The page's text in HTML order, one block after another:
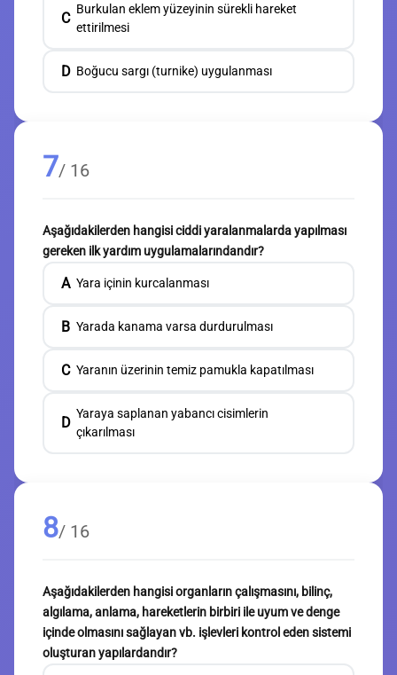
C
Burkulan eklem yüzeyinin sürekli hareket
ettirilmesi
D Boğucu sargı (turnike) uygulanması
7/ 16
Aşağıdakilerden hangisi ciddi yaralanmalarda yapılması
gereken ilk yardım uygulamalarındandır?
A Yara içinin kurcalanması
B Yarada kanama varsa durdurulması
C Yaranın üzerinin temiz pamukla kapatılması
D
Yaraya saplanan yabancı cisimlerin
çıkarılması
8/ 16
Aşağıdakilerden hangisi organların çalışmasını, bilinç,
algılama, anlama, hareketlerin birbiri ile uyum ve denge
içinde olmasını sağlayan vb. işlevleri kontrol eden sistemi
oluşturan yapılardandır?